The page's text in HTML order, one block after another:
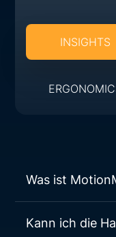
INSIGHTS
Was ist
Kann ich die